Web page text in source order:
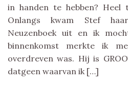
in handen te hebben?
Onlangs kwam Stef
Neuzenboek uit en ik
binnenkomst merkte ik
overdreven was. Hij is
datgeen waarvan ik […]